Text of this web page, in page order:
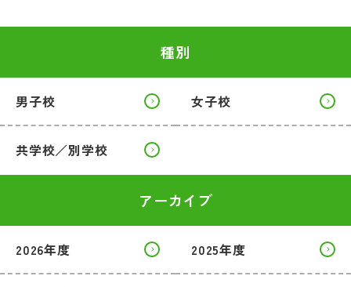
種別
男子校 女子校
共学校／別学校
アーカイブ
2026年度 2025年度